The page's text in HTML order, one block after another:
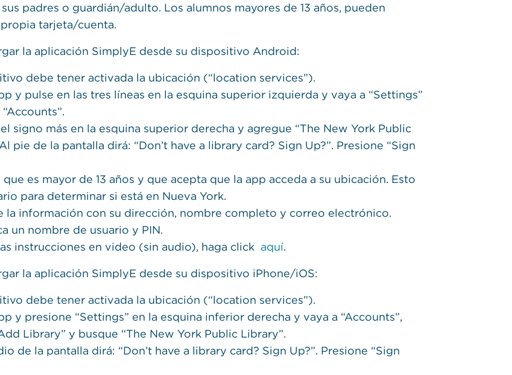
padres o guardián/adulto. Los alumnos mayores de 13 años, pueden
tarjeta/cuenta.
la aplicación SimplyE desde su dispositivo Android:
debe tener activada la ubicación (“location services”).
y pulse en las tres líneas en la esquina superior izquierda y vaya a “Settings”
signo más en la esquina superior derecha y agregue “The New York Public
pie de la pantalla dirá: “Don’t have a library card? Sign Up?”. Presione “Sign
es mayor de 13 años y que acepta que la app acceda a su ubicación. Esto
para determinar si está en Nueva York.
la información con su dirección, nombre completo y correo electrónico.
un nombre de usuario y PIN.
instrucciones en video (sin audio), haga click aquí.
la aplicación SimplyE desde su dispositivo iPhone/iOS:
debe tener activada la ubicación (“location services”).
y presione “Settings” en la esquina inferior derecha y vaya a “Accounts”,
Library” y busque “The New York Public Library”.
de la pantalla dirá: “Don’t have a library card? Sign Up?”. Presione “Sign